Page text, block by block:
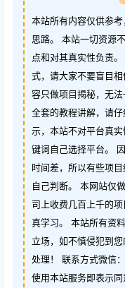
本站所有内容仅供参
思路。 本站一切资源
点和对其真实性负责
式，请大家不要盲目
容只做项目揭秘，无
全套的教程讲解，请
示，本站不对平台真
键词自己选择平台。
时间差，所以有些项
自己判断。 本网站仅
司上收费几百上千的
真学习。 本站所有资
立场，如不慎侵犯到
处理！ 联系方式微信
使用本站服务即表示同